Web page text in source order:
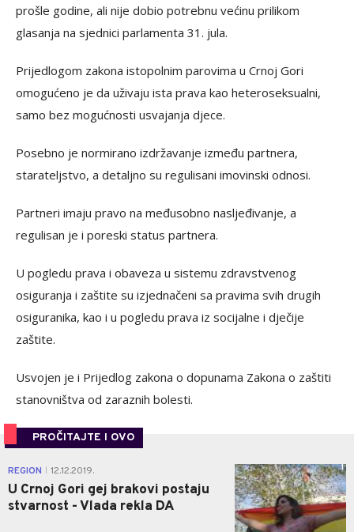
prošle godine, ali nije dobio potrebnu većinu prilikom
glasanja na sjednici parlamenta 31. jula.
Prijedlogom zakona istopolnim parovima u Crnoj Gori
omogućeno je da uživaju ista prava kao heteroseksualni,
samo bez mogućnosti usvajanja djece.
Posebno je normirano izdržavanje između partnera,
starateljstvo, a detaljno su regulisani imovinski odnosi.
Partneri imaju pravo na međusobno nasljeđivanje, a
regulisan je i poreski status partnera.
U pogledu prava i obaveza u sistemu zdravstvenog
osiguranja i zaštite su izjednačeni sa pravima svih drugih
osiguranika, kao i u pogledu prava iz socijalne i dječije
zaštite.
Usvojen je i Prijedlog zakona o dopunama Zakona o zaštiti
stanovništva od zaraznih bolesti.
PROČITAJTE I OVO
REGION 12.12.2019.
U Crnoj Gori gej brakovi postaju
stvarnost - Vlada rekla DA
1